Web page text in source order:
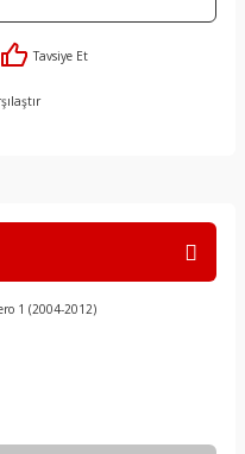
Tavsiye Et
1 (2004-2012)